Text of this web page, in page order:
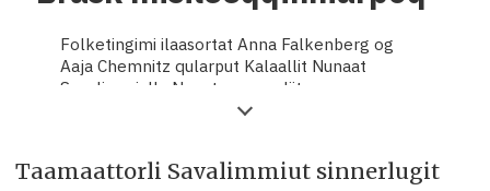
Folketingimi ilaasortat Anna Falkenberg og
Aaja Chemnitz qularput Kalaallit Nunaat
Savalimmiullu Nunat avannarliit
siunnersuisoqatigiiffiata siulittaasoqarfiani ilumut
tamannarpiaq siunertarigaluarpaguluunniit.
Taamaattorli Savalimmiut sinnerlugit